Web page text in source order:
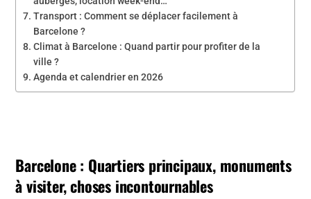
Transport : Comment se déplacer facilement à
Barcelone ?
Climat à Barcelone : Quand partir pour profiter de la
ville ?
Agenda et calendrier en 2026
Barcelone : Quartiers principaux, monuments
à visiter, choses incontournables